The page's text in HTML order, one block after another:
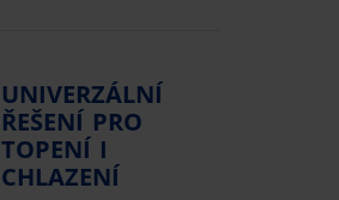
UNIVERZÁLNÍ
ŘEŠENÍ PRO
TOPENÍ I
CHLAZENÍ